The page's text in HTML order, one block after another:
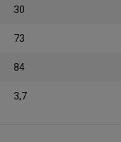
30
73
84
3,7